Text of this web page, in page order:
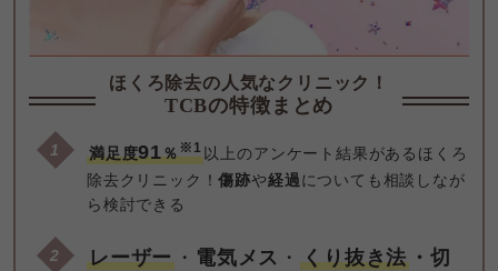
ほくろ除去の人気なクリニック！
TCBの特徴まとめ
満足度91％※1 以上のアンケート結果があるほくろ
除去クリニック！傷跡や経過についても相談しなが
ら検討できる
レーザー ・ 電気メス ・くり抜き法 ・切